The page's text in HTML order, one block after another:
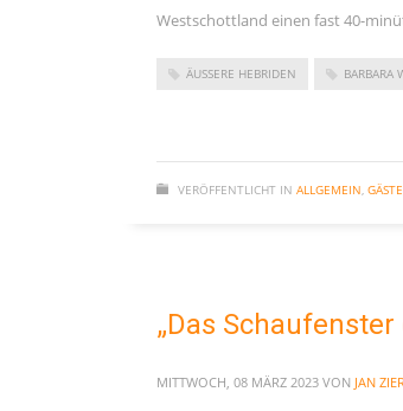
Mai 2023
März 2023
Juni 2022
Juni 2021
Westschottland einen fast 40-
ÄUSSERE HEBRIDEN BARBARA
VERÖFFENTLICHT IN ALLGEMEIN, GÄSTE
„Das
MITTWOCH, 08 MÄRZ 2023 VON JAN